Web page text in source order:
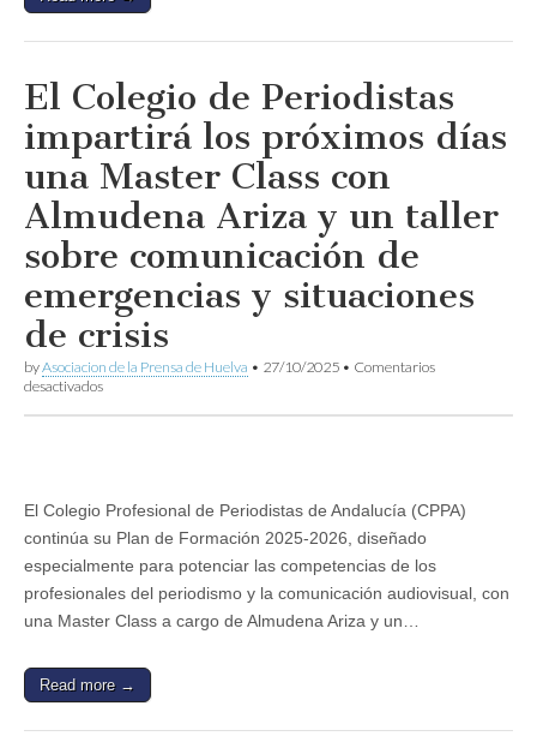
El Colegio de Periodistas
impartirá los próximos días
una Master Class con
Almudena Ariza y un taller
sobre comunicación de
emergencias y situaciones
de crisis
byAsociacion de la Prensa de Huelva • 27/10/2025 • Comentarios
desactivadosen
los
próximos
días
una
Master
Class
con
y
un
sobre
El Colegio Profesional de Periodistas de Andalucía (CPPA)
continúa su Plan de Formación 2025-2026, diseñado
especialmente para potenciar las competencias de los
profesionales del periodismo y la comunicación audiovisual, con
una Master Class a cargo de Almudena Ariza y un…
Read more →